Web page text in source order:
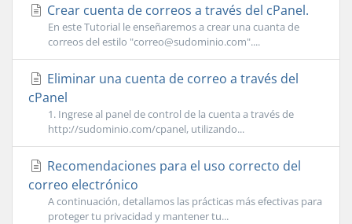
Crear cuenta de correos a través del cPanel.
En este Tutorial le enseñaremos a crear una cuanta de
correos del estilo "correo@sudominio.com"....
Eliminar una cuenta de correo a través del
cPanel
1. Ingrese al panel de control de la cuenta a través de
http://sudominio.com/cpanel, utilizando...
Recomendaciones para el uso correcto del
correo electrónico
A continuación, detallamos las prácticas más efectivas para
proteger tu privacidad y mantener tu...